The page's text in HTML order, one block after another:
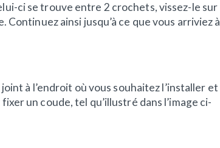
ci se trouve entre 2 crochets, vissez-le sur
ainsi jusqu’à ce que vous arriviez à
joint à l’endroit où vous souhaitez l’installer et
un coude, tel qu’illustré dans l’image ci-